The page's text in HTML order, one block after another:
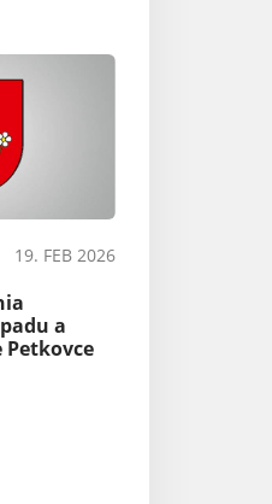
19. FEB 2026
a
Petkovce